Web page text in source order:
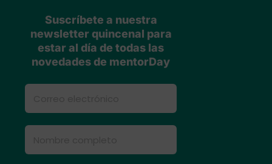
Suscríbete a nuestra
newsletter quincenal para
estar al día de todas las
novedades de mentorDay